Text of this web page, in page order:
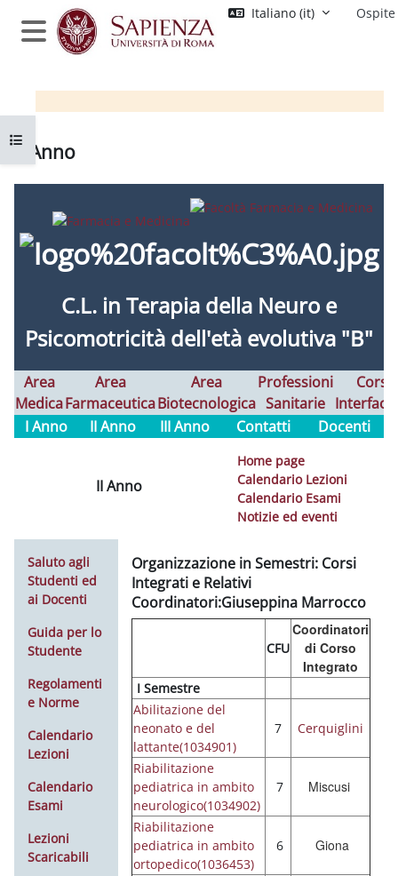
Vai al contenuto principale
Pannello laterale
Italiano ‎(it)‎ Ospite
Apri indice del corso
II Anno
C.L. in Terapia della Neuro e
Psicomotricità dell'età evolutiva "B"
Area
Medica
Area
Farmaceutica
Area
Biotecnologica
Professioni
Sanitarie
Corsi
I Anno
II Anno III Anno Contatti Docenti
II Anno
Home page
Calendario Lezioni
Calendario Esami
Notizie ed eventi
Saluto agli
Studenti ed
ai Docenti
Guida per lo
Studente
Regolamenti
e Norme
Calendario
Lezioni
Calendario
Esami
Lezioni
Scaricabili
Organizzazione in Semestri: Corsi
Integrati e Relativi
Coordinatori:Giuseppina Marrocco
CFU
Coordinatori
di Corso
Integrato
I Semestre
Abilitazione del
neonato e del
lattante(1034901)
7 Cerquiglini
Riabilitazione
pediatrica in ambito
neurologico(1034902)
7 Miscusi
Riabilitazione
pediatrica in ambito
ortopedico(1036453)
6 Giona